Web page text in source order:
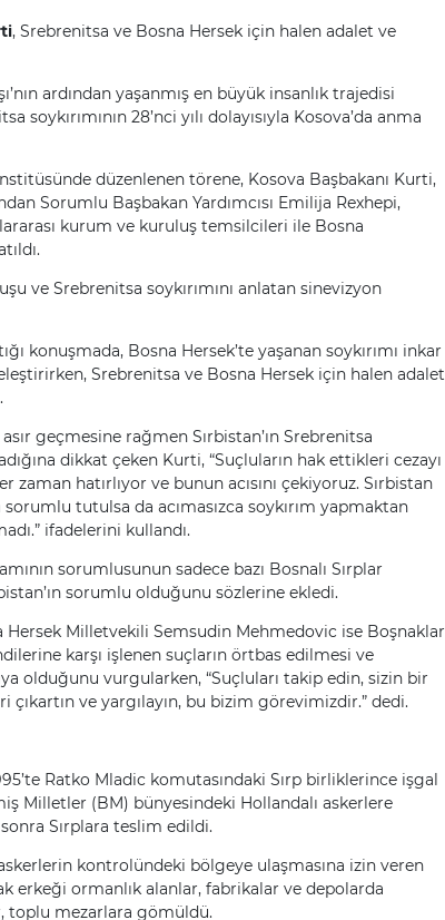
, Srebrenitsa ve Bosna Hersek için halen adalet ve
ardından yaşanmış en büyük insanlık trajedisi
28’nci yılı dolayısıyla Kosova’da anma
düzenlenen törene, Kosova Başbakanı Kurti,
Sorumlu Başbakan Yardımcısı Emilija Rexhepi,
kurum ve kuruluş temsilcileri ile Bosna
ve Srebrenitsa soykırımını anlatan sinevizyon
konuşmada, Bosna Hersek’te yaşanan soykırımı inkar
Srebrenitsa ve Bosna Hersek için halen adalet
geçmesine rağmen Sırbistan’ın Srebrenitsa
dikkat çeken Kurti, “Suçluların hak ettikleri cezayı
zaman hatırlıyor ve bunun acısını çekiyoruz. Sırbistan
tutulsa da acımasızca soykırım yapmaktan
ifadelerini kullandı.
sorumlusunun sadece bazı Bosnalı Sırplar
sorumlu olduğunu sözlerine ekledi.
Hersek Milletvekili Semsudin Mehmedovic ise Boşnaklar
karşı işlenen suçların örtbas edilmesi ve
olduğunu vurgularken, “Suçluları takip edin, sizin bir
ve yargılayın, bu bizim görevimizdir.” dedi.
Ratko Mladic komutasındaki Sırp birliklerince işgal
Milletler (BM) bünyesindeki Hollandalı askerlere
Sırplara teslim edildi.
kontrolündeki bölgeye ulaşmasına izin veren
erkeği ormanlık alanlar, fabrikalar ve depolarda
toplu mezarlara gömüldü.